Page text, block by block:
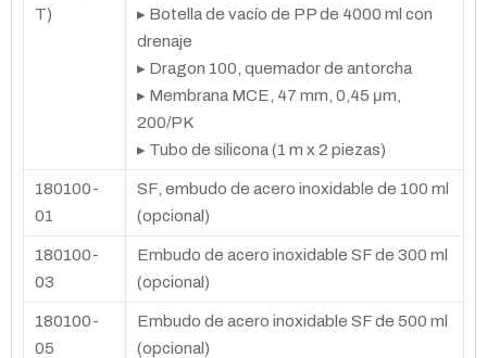
T)
▸ Botella de vacío de PP de 4000 ml con
drenaje
▸ Dragon 100, quemador de antorcha
▸ Membrana MCE, 47 mm, 0,45 μm,
200/PK
▸ Tubo de silicona (1 m x 2 piezas)
180100-
01
SF, embudo de acero inoxidable de 100 ml
(opcional)
180100-
03
Embudo de acero inoxidable SF de 300 ml
(opcional)
180100-
05
Embudo de acero inoxidable SF de 500 ml
(opcional)